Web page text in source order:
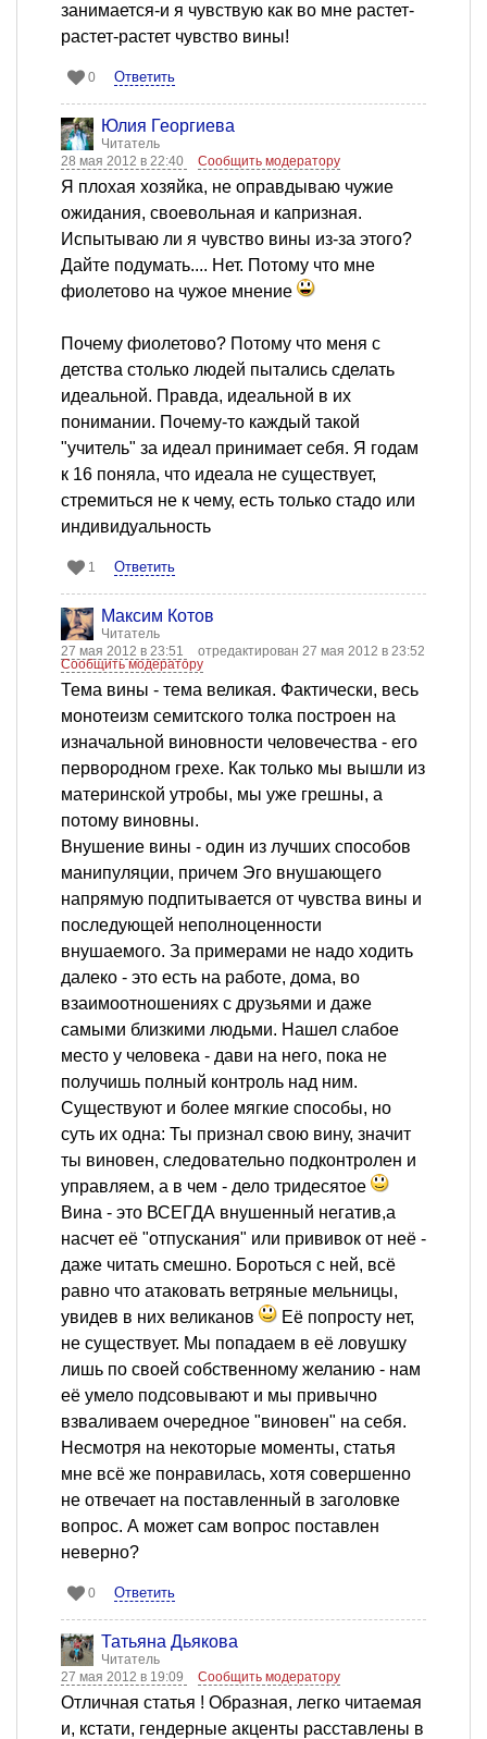
занимается-и я чувствую как во мне растет-
растет-растет чувство вины!
0 Ответить
Юлия Георгиева
Читатель
28 мая 2012 в 22:40
Сообщить модератору
Я плохая хозяйка, не оправдываю чужие
ожидания, своевольная и капризная.
Испытываю ли я чувство вины из-за этого?
Дайте подумать.... Нет. Потому что мне
фиолетово на чужое мнение
Почему фиолетово? Потому что меня с
детства столько людей пытались сделать
идеальной. Правда, идеальной в их
понимании. Почему-то каждый такой
"учитель" за идеал принимает себя. Я годам
к 16 поняла, что идеала не существует,
стремиться не к чему, есть только стадо или
индивидуальность
1 Ответить
Максим Котов
Читатель
27 мая 2012 в 23:51
отредактирован 27 мая 2012 в 23:52
Сообщить модератору
Тема вины - тема великая. Фактически, весь
монотеизм семитского толка построен на
изначальной виновности человечества - его
первородном грехе. Как только мы вышли из
материнской утробы, мы уже грешны, а
потому виновны.
Внушение вины - один из лучших способов
манипуляции, причем Эго внушающего
напрямую подпитывается от чувства вины и
последующей неполноценности
внушаемого. За примерами не надо ходить
далеко - это есть на работе, дома, во
взаимоотношениях с друзьями и даже
самыми близкими людьми. Нашел слабое
место у человека - дави на него, пока не
получишь полный контроль над ним.
Существуют и более мягкие способы, но
суть их одна: Ты признал свою вину, значит
ты виновен, следовательно подконтролен и
управляем, а в чем - дело тридесятое
Вина - это ВСЕГДА внушенный негатив,а
насчет её "отпускания" или прививок от неё -
даже читать смешно. Бороться с ней, всё
равно что атаковать ветряные мельницы,
увидев в них великанов
Её попросту нет,
не существует. Мы попадаем в её ловушку
лишь по своей собственному желанию - нам
её умело подсовывают и мы привычно
взваливаем очередное "виновен" на себя.
Несмотря на некоторые моменты, статья
мне всё же понравилась, хотя совершенно
не отвечает на поставленный в заголовке
вопрос. А может сам вопрос поставлен
неверно?
0 Ответить
Татьяна Дьякова
Читатель
27 мая 2012 в 19:09
Сообщить модератору
Отличная статья ! Образная, легко читаемая
и, кстати, гендерные акценты расставлены в